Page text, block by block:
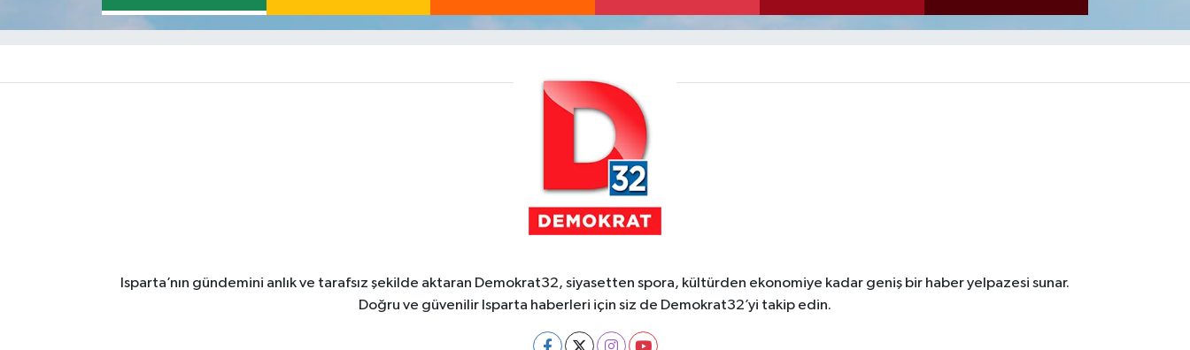
Isparta’nın gündemini anlık ve tarafsız şekilde aktaran Demokrat32, siyasetten spora, kültürden ekonomiye kadar geniş bir haber yelpazesi sunar.
Doğru ve güvenilir Isparta haberleri için siz de Demokrat32’yi takip edin.